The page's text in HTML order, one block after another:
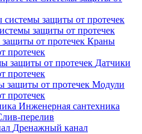
защиты от протечек
Краны
протечек
Датчики
протечек
Модули
протечек
Инженерная сантехника
перелив
Дренажный канал